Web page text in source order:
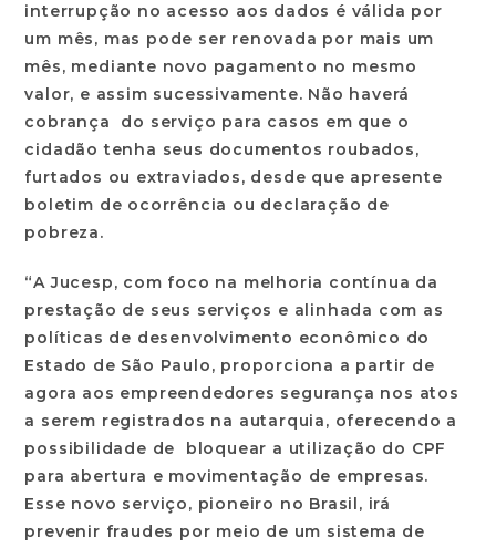
interrupção no acesso aos dados é válida por
um mês, mas pode ser renovada por mais um
mês, mediante novo pagamento no mesmo
valor, e assim sucessivamente. Não haverá
cobrança do serviço para casos em que o
cidadão tenha seus documentos roubados,
furtados ou extraviados, desde que apresente
boletim de ocorrência ou declaração de
pobreza.
“A Jucesp, com foco na melhoria contínua da
prestação de seus serviços e alinhada com as
políticas de desenvolvimento econômico do
Estado de São Paulo, proporciona a partir de
agora aos empreendedores segurança nos atos
a serem registrados na autarquia, oferecendo a
possibilidade de bloquear a utilização do CPF
para abertura e movimentação de empresas.
Esse novo serviço, pioneiro no Brasil, irá
prevenir fraudes por meio de um sistema de